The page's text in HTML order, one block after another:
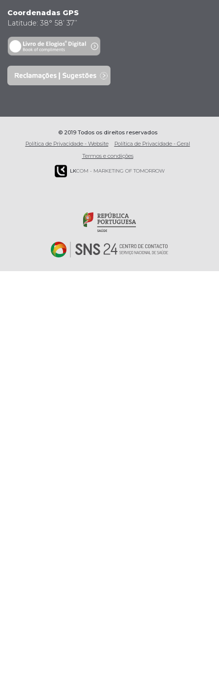
Coordenadas GPS
Latitude: 38° 58’ 37’’
© 2019 Todos os direitos reservados
Política de Privacidade - Website
Política de Privacidade - Geral
Termos e condições
LKCOM - MARKETING OF TOMORROW